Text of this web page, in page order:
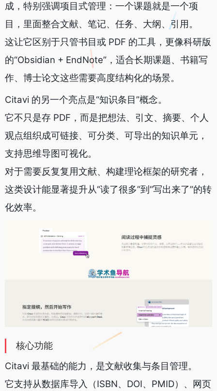
成，特别强调项目式管理：一个课题就是一个项
目，里面整合文献、笔记、任务、大纲、引用。
这让它区别于只管书目或 PDF 的工具，更像科研版
的“Obsidian + EndNote”，适合长期课题、书籍写
作、博士论文这些需要高度结构化的场景。
Citavi 的另一个亮点是“知识条目”概念。
它不只是存 PDF，而是把想法、引文、摘要、个人
观点组织成可链接、可分类、可导出的知识单元，
支持思维导图可视化。
对于需要反复复用文献、构建理论框架的研究者，
这类设计能显著提升从“读了很多”到“写出来了”的转
化效率。
核心功能
Citavi 最基础的能力，是文献收集与条目管理。
它支持从数据库导入（ISBN、DOI、PMID）、网页